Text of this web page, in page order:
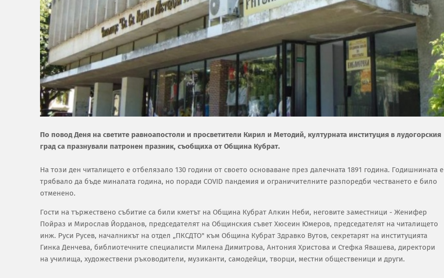
По повод Деня на светите равноапостоли и просветители Кирил и Методий, културната институция в лудогорския
град са празнували патронен празник, съобщиха от Община Кубрат.
На този ден читалището е отбелязало 130 години от своето основаване през далечната 1891 година. Годишнината е
трябвало да бъде миналата година, но поради COVID пандемия и ограничителните разпоредби честването е било
отменено.
Гости на тържествено събитие са били кметът на Община Кубрат Алкин Неби, неговите заместници - Женифер
Пойраз и Мирослав Йорданов, председателят на Общинския съвет Хюсеин Юмеров, председателят на читалището
инж. Руси Русев, началникът на отдел „ПКСДТО" към Община Кубрат Здравко Вутов, секретарят на институцията
Гинка Денчева, библиотечните специалисти Милена Димитрова, Антония Христова и Стефка Явашева, директори
на училища, художествени ръководители, музиканти, самодейци, творци, местни общественици и други.